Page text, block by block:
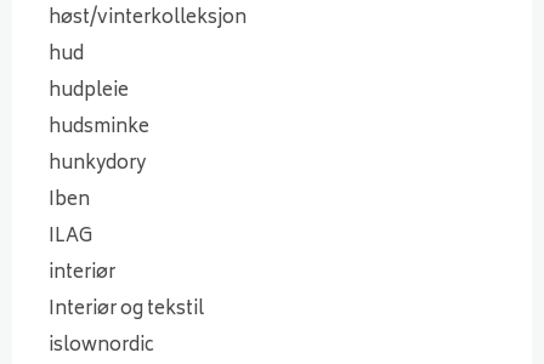
høst/vinterkolleksjon
hud
hudpleie
hudsminke
hunkydory
Iben
ILAG
interiør
Interiør og tekstil
islownordic